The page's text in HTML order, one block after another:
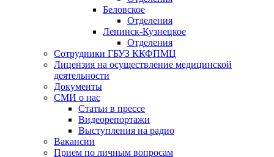
Беловское
Отделения
Ленинск-Кузнецкое
Отделения
Сотрудники ГБУЗ ККФПМЦ
Лицензия на осуществление медицинской
деятельности
Документы
СМИ о нас
Статьи в прессе
Видеорепортажи
Выступления на радио
Вакансии
Прием по личным вопросам